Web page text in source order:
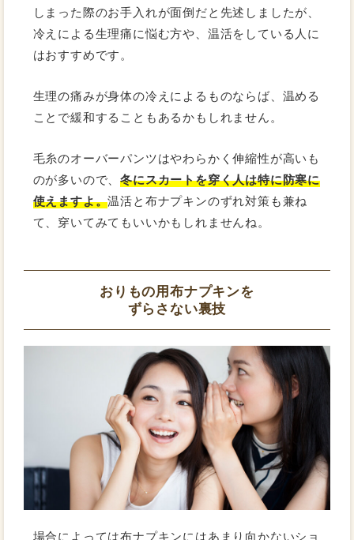
しまった際のお手入れが面倒だと先述しましたが、
冷えによる生理痛に悩む方や、温活をしている人に
はおすすめです。
生理の痛みが身体の冷えによるものならば、温める
ことで緩和することもあるかもしれません。
毛糸のオーバーパンツはやわらかく伸縮性が高いも
のが多いので、冬にスカートを穿く人は特に防寒に
使えますよ。温活と布ナプキンのずれ対策も兼ね
て、穿いてみてもいいかもしれませんね。
おりもの用布ナプキンを
ずらさない裏技
場合によっては布ナプキンにはあまり向かないショ